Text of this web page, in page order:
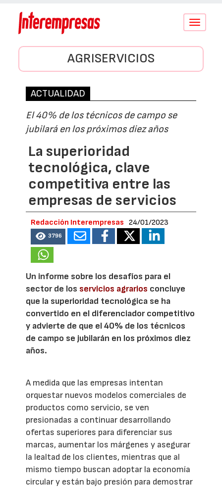
Conmutar
AGRISERVICIOS
ACTUALIDAD
El 40% de los técnicos de campo se
jubilará en los próximos diez años
La superioridad
tecnológica, clave
competitiva entre las
empresas de servicios
Redacción Interempresas 24/01/2023
3796
Un informe sobre los desafíos para el
sector de los servicios agrarios concluye
que la superioridad tecnológica se ha
convertido en el diferenciador competitivo
y advierte de que el 40% de los técnicos
de campo se jubilarán en los próximos diez
años.
A medida que las empresas intentan
orquestar nuevos modelos comerciales de
productos como servicio, se ven
presionadas a continuar desarrollando
ofertas superiores para diferenciar sus
marcas, aumentar los márgenes y asegurar
la lealtad de los clientes, mientras que al
mismo tiempo buscan adoptar la economía
circular y están bajo presión para demostrar